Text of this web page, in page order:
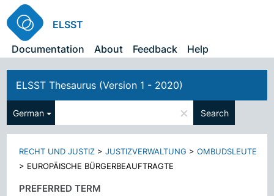
ELSST
Documentation
About Feedback Help
ELSST Thesaurus (Version 1 - 2020)
German × Search
RECHT UND JUSTIZ >JUSTIZVERWALTUNG >OMBUDSLEUTE
> EUROPÄISCHE BÜRGERBEAUFTRAGTE
PREFERRED TERM